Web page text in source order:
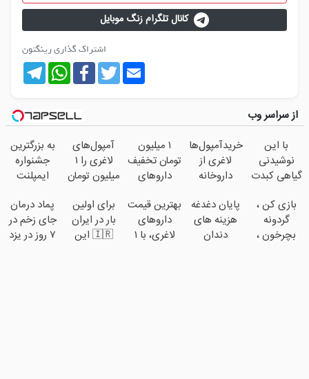
کانال تلگرام زنگ موبایل
اشتراک گذاری رینگتون
Telegram
WhatsAppFacebookTwitterEmail
از سراسر وب
با این
نوشیدنی
گیاهی کبدت
پرقدرته55%تخفیف
خریدآمپول‌های
لاغری از
داروخانه
ارسال فوری
همراه با پک
یخ!
۱ میلیون
تومان تخفیف
داروهای
منتخب با
ارسال از
داروخانه
آمپول‌های
لاغری را ۱
میلیون تومان
همه‌جا بخر!
به بزرگترین
جشنواره
ایمپلنت
اومدید! |
فقط ۲۵
میلیون !
بازی کن ،
گردونه
بچرخون ،
پایان دغدغه
هزینه های
دندان
بهترین قیمت
داروهای
لاغری، با ۱
برای اولین
بار در ایران
🇮🇷 این
پماد درمان
جای زخم در
۷ روز در یزد